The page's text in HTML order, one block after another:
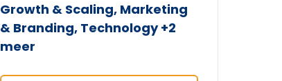
Growth & Scaling, Marketing
& Branding, Technology +2
meer